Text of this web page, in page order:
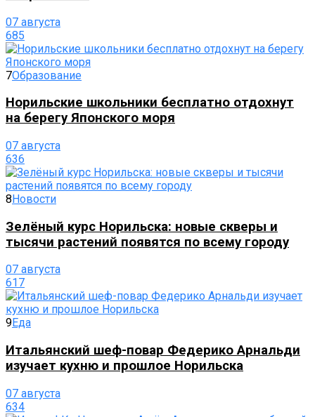
07 августа
685
7Образование
Норильские школьники бесплатно отдохнут
на берегу Японского моря
07 августа
636
8Новости
Зелёный курс Норильска: новые скверы и
тысячи растений появятся по всему городу
07 августа
617
9Еда
Итальянский шеф-повар Федерико Арнальди
изучает кухню и прошлое Норильска
07 августа
634